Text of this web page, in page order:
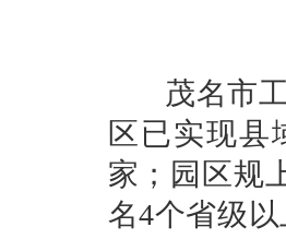
茂名市工
区已实现县
家；园区规
名4个省级